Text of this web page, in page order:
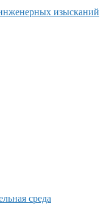
изысканий
среда